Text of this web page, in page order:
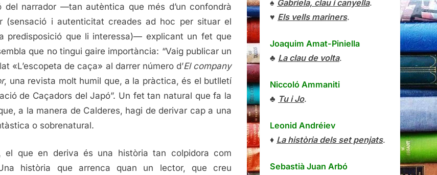
del narrador —tan autèntica que més d’un confondrà
(sensació i autenticitat creades ad hoc per situar el
predisposició que li interessa)— explicant un fet que
que no tingui gaire importància: “Vaig publicar un
«L’escopeta de caça» al darrer número d’El company
, una revista molt humil que, a la pràctica, és el butlletí
de Caçadors del Japó”. Un fet tan natural que fa la
a la manera de Calderes, hagi de derivar cap a una
o sobrenatural.
el que en deriva és una història tan colpidora com
història que arrenca quan un lector, que creu
♠ Gabriela, clau i canyella.
♥ Els vells mariners.
Joaquim Amat-Piniella
♣ La clau de volta.
Niccoló Ammaniti
♣ Tu i Jo.
Leonid Andréiev
♦ La història dels set penjats.
Sebastià Juan Arbó